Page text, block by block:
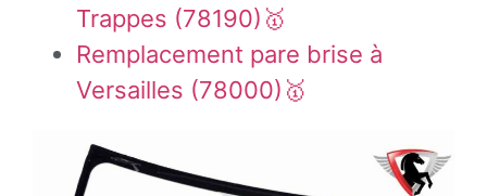
Trappes (78190)🥇
Remplacement pare brise à
Versailles (78000)🥇